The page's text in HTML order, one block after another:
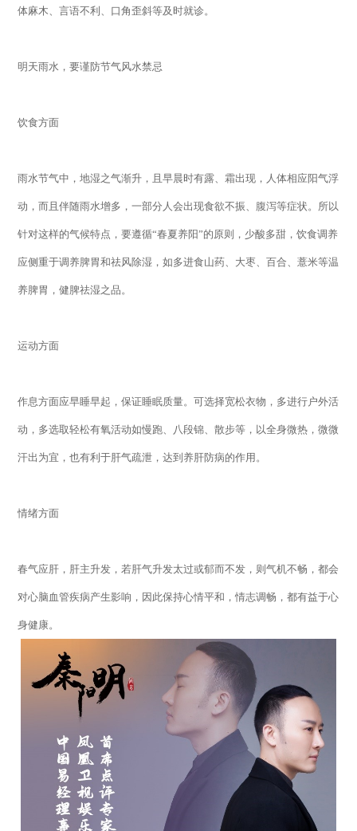
体麻木、言语不利、口角歪斜等及时就诊。
明天雨水，要谨防节气风水禁忌
饮食方面
雨水节气中，地湿之气渐升，且早晨时有露、霜出现，人体相应阳气浮
动，而且伴随雨水增多，一部分人会出现食欲不振、腹泻等症状。所以
针对这样的气候特点，要遵循“春夏养阳”的原则，少酸多甜，饮食调养
应侧重于调养脾胃和祛风除湿，如多进食山药、大枣、百合、薏米等温
养脾胃，健脾祛湿之品。
运动方面
作息方面应早睡早起，保证睡眠质量。可选择宽松衣物，多进行户外活
动，多选取轻松有氧活动如慢跑、八段锦、散步等，以全身微热，微微
汗出为宜，也有利于肝气疏泄，达到养肝防病的作用。
情绪方面
春气应肝，肝主升发，若肝气升发太过或郁而不发，则气机不畅，都会
对心脑血管疾病产生影响，因此保持心情平和，情志调畅，都有益于心
身健康。